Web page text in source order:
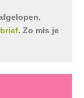
. Zo mis je